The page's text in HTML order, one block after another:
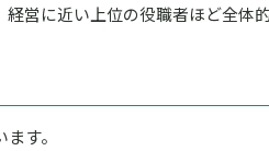
営に近い上位の役職者ほど全体
す。